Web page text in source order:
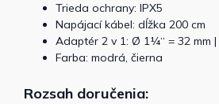
Trieda ochrany: IPX5
Napájací kábel: dĺžka 200 cm
Adaptér 2 v 1: Ø 1¼“ = 32 mm
Farba: modrá, čierna
Rozsah doručenia: